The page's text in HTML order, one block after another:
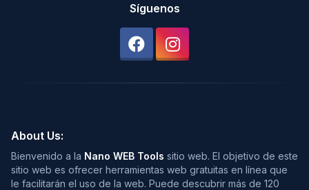
Síguenos
About Us:
Bienvenido a la Nano WEB Tools sitio web. El objetivo de este
sitio web es ofrecer herramientas web gratuitas en línea que
le facilitarán el uso de la web. Puede descubrir más de 120